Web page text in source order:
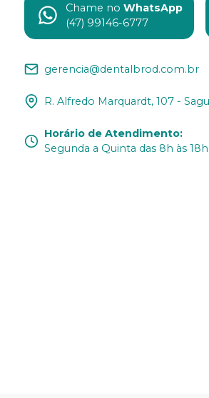
Chame no WhatsApp
(47) 99146-6777
gerencia@dentalbrod.com.br
R. Alfredo Marquardt, 107 -
Horário de Atendimento:
Segunda a Quinta das 8h às